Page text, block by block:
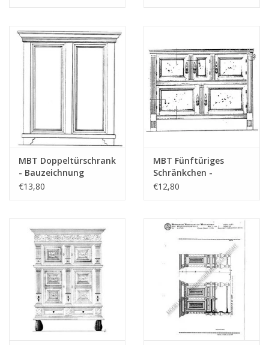
MBT Doppeltürschrank
- Bauzeichnung
Maßstab 1 : N/A
€13,80
MBT Fünftüriges
Schränkchen -
Bauzeichnung
€12,80